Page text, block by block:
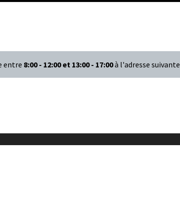
entre 8:00 - 12:00 et 13:00 - 17:00à l'adresse suivante